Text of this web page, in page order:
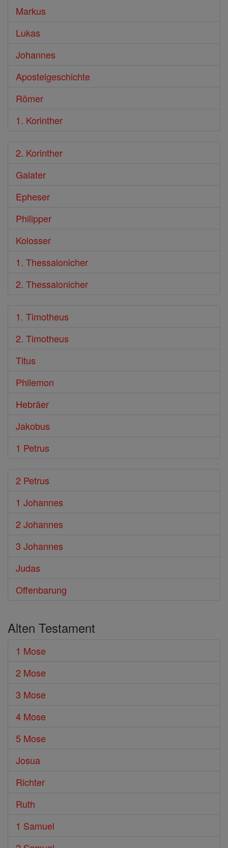
Markus
Lukas
Johannes
Apostelgeschichte
Römer
1. Korinther
2. Korinther
Galater
Epheser
Philipper
Kolosser
1. Thessalonicher
2. Thessalonicher
1. Timotheus
2. Timotheus
Titus
Philemon
Hebräer
Jakobus
1 Petrus
2 Petrus
1 Johannes
2 Johannes
3 Johannes
Judas
Offenbarung
Alten Testament
1 Mose
2 Mose
3 Mose
4 Mose
5 Mose
Josua
Richter
Ruth
1 Samuel